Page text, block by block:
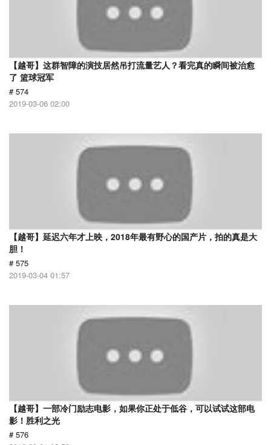
【越哥】这群智障的演技居然吊打流量艺人？看完真的瞬间被治愈
了 篮球冠军
# 574
2019-03-06 02:00
【越哥】延迟六年才上映，2018年最有野心的国产片，拍的真是大
胆！
# 575
2019-03-04 01:57
【越哥】一部冷门励志电影，如果你正处于低谷，可以试试这部电
影！胜利之光
# 576